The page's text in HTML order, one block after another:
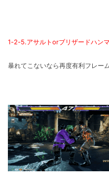
1-2-5.アサルトorブリザードハン
暴れてこないなら再度有利フレー